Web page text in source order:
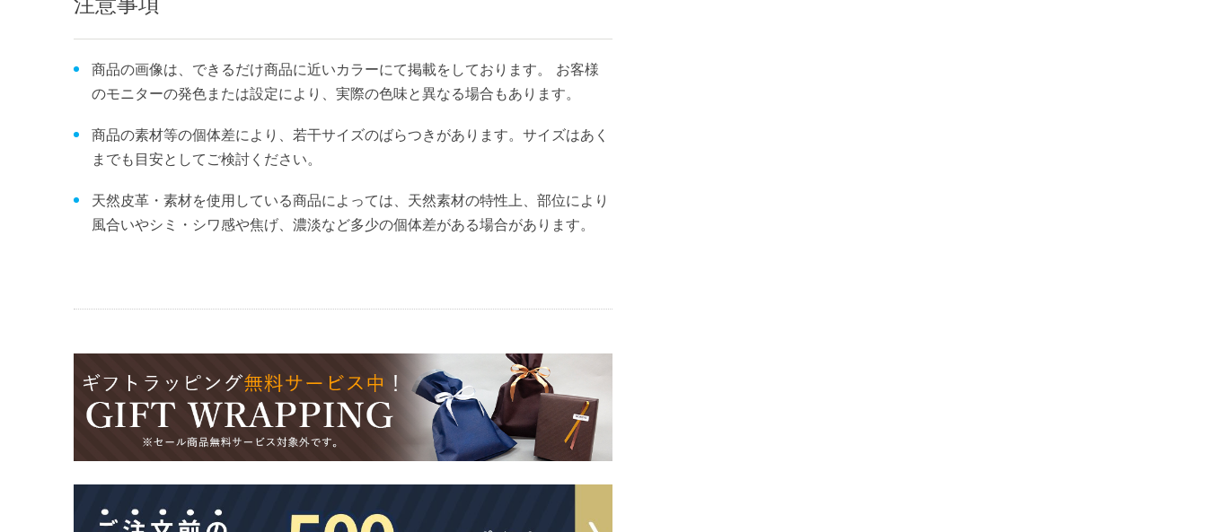
商品の画像は、できるだけ商品に近いカラーにて掲載をしております。 お客様
のモニターの発色または設定により、実際の色味と異なる場合もあります。
商品の素材等の個体差により、若干サイズのばらつきがあります。サイズはあく
までも目安としてご検討ください。
天然皮革・素材を使用している商品によっては、天然素材の特性上、部位により
風合いやシミ・シワ感や焦げ、濃淡など多少の個体差がある場合があります。